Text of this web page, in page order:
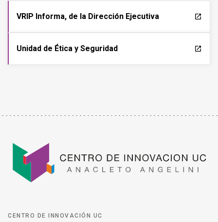
VRIP Informa, de la Dirección Ejecutiva launch
Unidad de Ética y Seguridad launch
CENTRO DE INNOVACIÓN UC